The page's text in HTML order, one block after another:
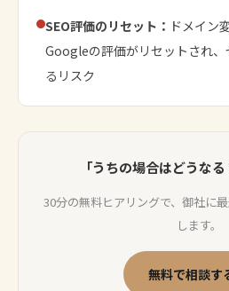
SEO評価のリセット： ドメイン
Googleの評価がリセットされ
るリスク
「うちの場合はどうな
30分の無料ヒアリングで、御社に
します。
無料で相談